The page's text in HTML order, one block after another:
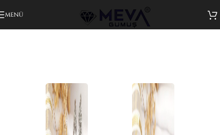
Ana içeriğe atla
MENÜ